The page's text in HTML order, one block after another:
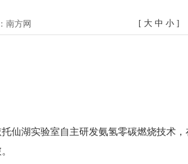
南方网 [ 大 中 小 ]
湖实验室自主研发氨氢零碳燃烧技术，